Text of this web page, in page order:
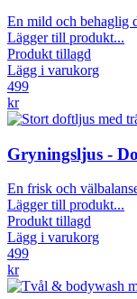
En mild och behaglig
Lägger till produkt...
Produkt tillagd
Lägg i varukorg
499
kr
Gryningsljus -
En frisk och
Lägger till produkt...
Produkt tillagd
Lägg i varukorg
499
kr